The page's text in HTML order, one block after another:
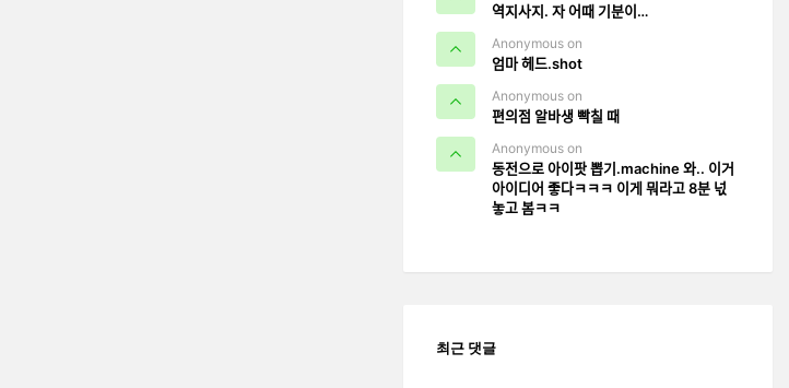
역지사지. 자 어때 기분이…
Anonymous on
엄마 헤드.shot
Anonymous on
편의점 알바생 빡칠 때
Anonymous on
동전으로 아이팟 뽑기.machine 와.. 이거
아이디어 좋다ㅋㅋㅋ 이게 뭐라고 8분 넋
놓고 봄ㅋㅋ
최근 댓글